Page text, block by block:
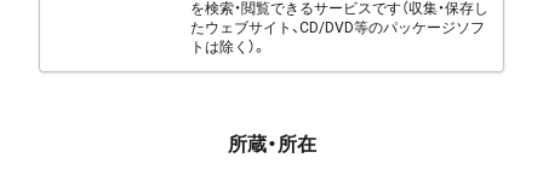
を検索・閲覧できるサービスです（収集・保存し
たウェブサイト、CD/DVD等のパッケージソフ
トは除く）。
所蔵・所在